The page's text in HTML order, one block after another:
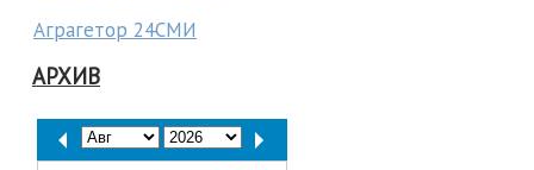
Аграгетор 24СМИ
АРХИВ